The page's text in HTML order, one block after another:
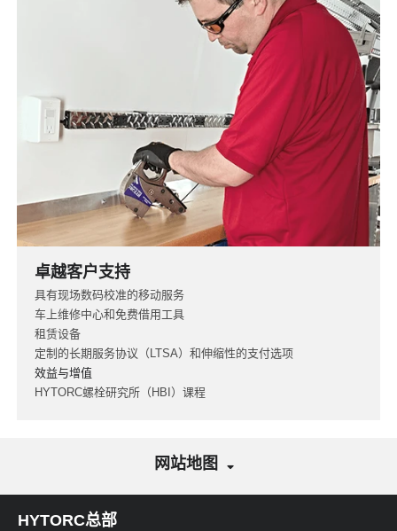
卓越客户支持
具有现场数码校准的移动服务
车上维修中心和免费借用工具
租赁设备
定制的长期服务协议（LTSA）和伸缩性的支付选项
效益与增值
HYTORC螺栓研究所（HBI）课程
网站地图
HYTORC总部